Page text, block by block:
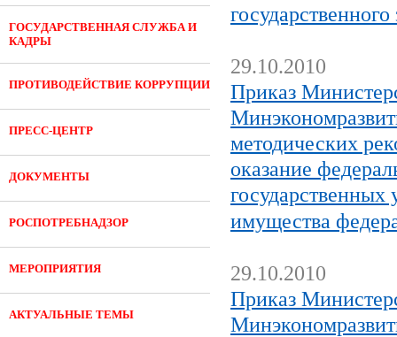
ГОСУДАРСТВЕННАЯ СЛУЖБА И
КАДРЫ
ПРОТИВОДЕЙСТВИЕ КОРРУПЦИИ
ПРЕСС-ЦЕНТР
ДОКУМЕНТЫ
РОСПОТРЕБНАДЗОР
МЕРОПРИЯТИЯ
АКТУАЛЬНЫЕ ТЕМЫ
29.10.2010
Приказ
методических
оказание
государственных
имущества
29.10.2010
Приказ